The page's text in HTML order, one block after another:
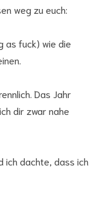
weg zu euch:
as fuck) wie die
Das Jahr
dir zwar nahe
ich dachte, dass ich